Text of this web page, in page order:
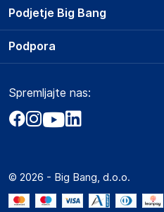
Podjetje Big Bang
O podjetju
Obvestila za javnost
Akt o digitalnih storitvah
Marketplace za partnerje
Novosti
Prodajna mesta
Storitve
Dostava, vnos in odvoz
Zavarovanje izdelkov
Podpora
Marketplace
Kako oddati naročilo?
Spremljajte nas:
© 2026 - Big Bang, d.o.o.